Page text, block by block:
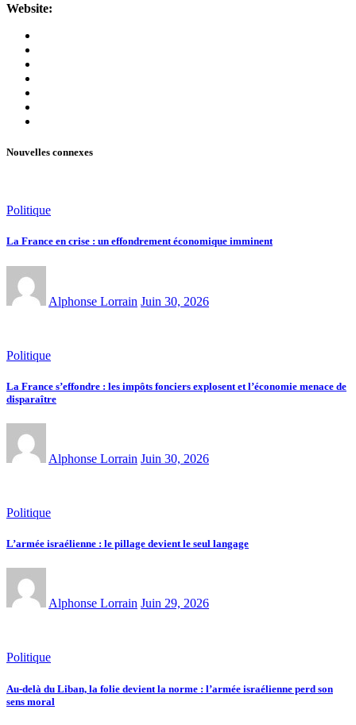
Website:
Nouvelles connexes
Politique
La France en crise : un effondrement économique imminent
Alphonse Lorrain Juin 30, 2026
Politique
La France s’effondre : les impôts fonciers explosent et l’économie menace de
disparaître
Alphonse Lorrain Juin 30, 2026
Politique
L’armée israélienne : le pillage devient le seul langage
Alphonse Lorrain Juin 29, 2026
Politique
Au-delà du Liban, la folie devient la norme : l’armée israélienne perd son
sens moral